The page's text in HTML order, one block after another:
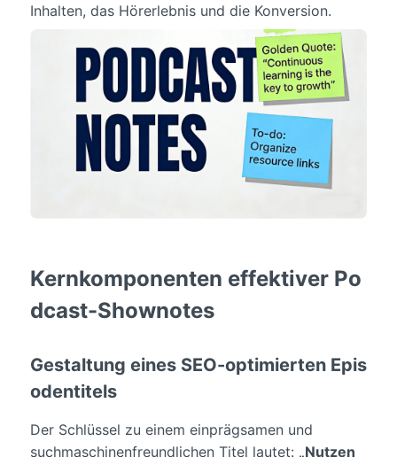
Inhalten, das Hörerlebnis und die Konversion.
Kernkomponenten effektiver Po
dcast-Shownotes
Gestaltung eines SEO-optimierten Epis
odentitels
Der Schlüssel zu einem einprägsamen und
suchmaschinenfreundlichen Titel lautet: „Nutzen